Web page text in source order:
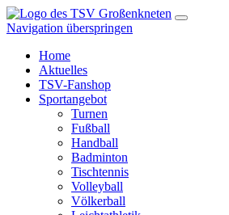
Navigation überspringen
Home
Aktuelles
TSV-Fanshop
Sportangebot
Turnen
Fußball
Handball
Badminton
Tischtennis
Volleyball
Völkerball